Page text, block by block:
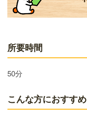
所要時間
50分
こんな方におすすめ